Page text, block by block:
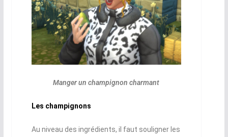
Manger un champignon charmant
Les champignons
Au niveau des ingrédients, il faut souligner les